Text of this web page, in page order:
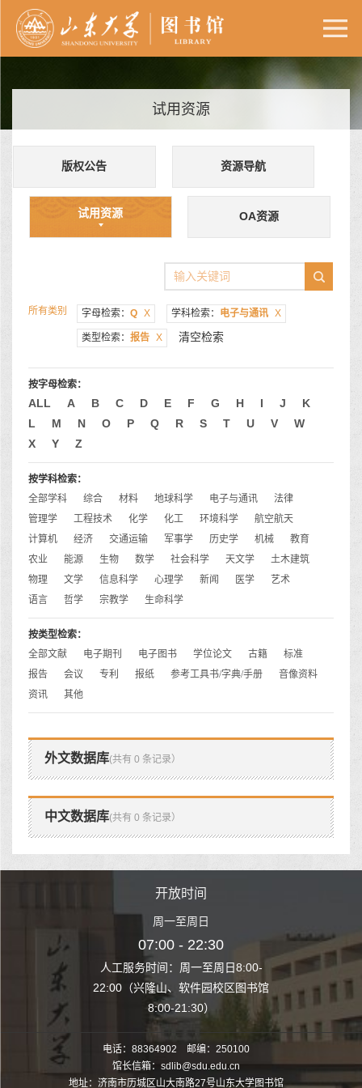
试用资源
版权公告 资源导航
试用资源 OA资源
所有类别 字母检索： Q X 学科检索： 电子与通讯 X
类型检索： 报告 X 清空检索
按字母检索：
ALL A B C D E F G H I J
K
L
M N O P Q R S T U V
W
X
Y Z
按学科检索：
全部学科
综合 材料 地球科学 电子与通讯
法律
管理学
工程技术 化学 化工 环境科学
航空航天
计算机
经济 交通运输 军事学 历史学 机械
教育
农业
能源 生物 数学 社会科学 天文学
土木建筑
物理
文学 信息科学 心理学 新闻 医学
艺术
语言
哲学 宗教学 生命科学
按类型检索：
全部文献
电子期刊 电子图书 学位论文 古籍
标准
报告
会议 专利 报纸 参考工具书/字典/手册
音像资料
资讯
其他
外文数据库(共有 0 条记录）
中文数据库(共有 0 条记录）
至周日8:00-
园校区图书馆
开放时间
周一至周日
07:00 - 22:30
人工服务时间：周一至周日8:00-
22:00（兴隆山、软件园校区图书馆
8:00-21:30）
人工服务时间
22:00（兴隆山
电话：88364902 邮编：250100
馆长信箱：sdlib@sdu.edu.cn
地址：济南市历城区山大南路27号山东大学图书馆